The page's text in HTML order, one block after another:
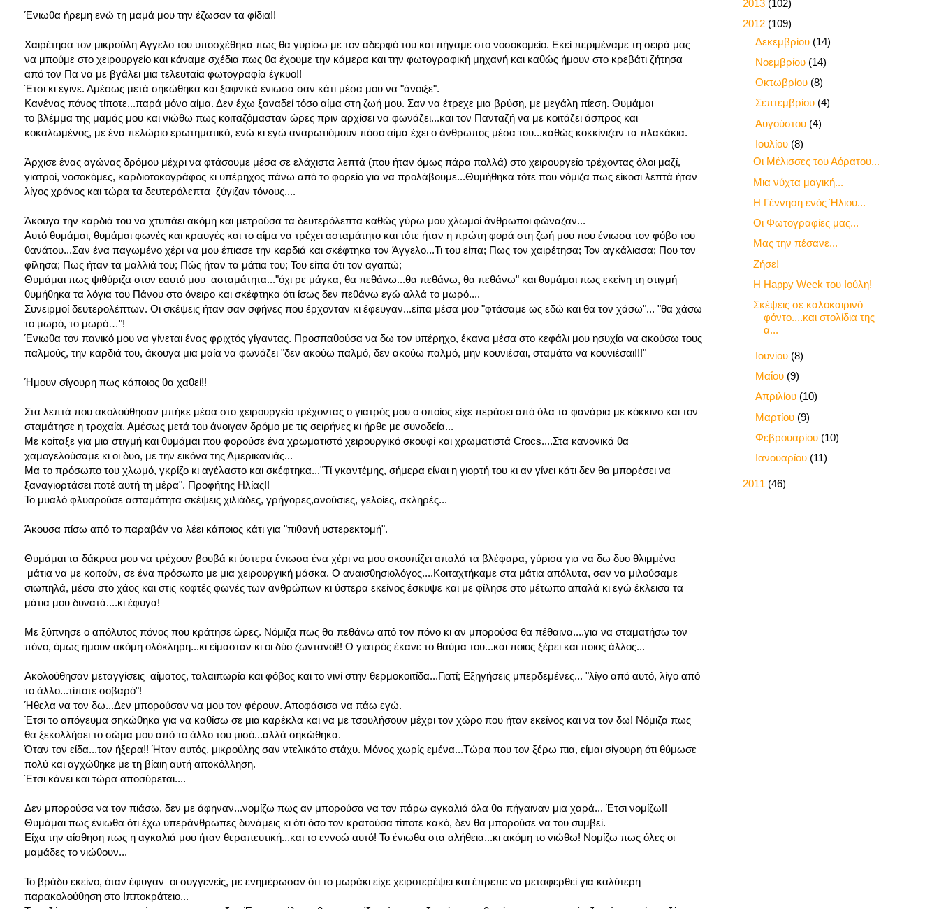
Ένιωθα ήρεμη ενώ τη μαμά μου την έζωσαν τα φίδια!!
Χαιρέτησα τον μικρούλη Άγγελο του υποσχέθηκα πως θα γυρίσω με τον αδερφό του και πήγαμε στο νοσοκομείο. Εκεί περιμέναμε τη σειρά μας
να μπούμε στο χειρουργείο και κάναμε σχέδια πως θα έχουμε την κάμερα και την φωτογραφική μηχανή και καθώς ήμουν στο κρεβάτι ζήτησα
από τον Πα να με βγάλει μια τελευταία φωτογραφία έγκυο!!
Έτσι κι έγινε. Αμέσως μετά σηκώθηκα και ξαφνικά ένιωσα σαν κάτι μέσα μου να "άνοιξε".
Κανένας πόνος τίποτε...παρά μόνο αίμα. Δεν έχω ξαναδεί τόσο αίμα στη ζωή μου. Σαν να έτρεχε μια βρύση, με μεγάλη πίεση. Θυμάμαι
το βλέμμα της μαμάς μου και νιώθω πως κοιταζόμασταν ώρες πριν αρχίσει να φωνάζει...και τον Πανταζή να με κοιτάζει άσπρος και
κοκαλωμένος, με ένα πελώριο ερωτηματικό, ενώ κι εγώ αναρωτιόμουν πόσο αίμα έχει ο άνθρωπος μέσα του...καθώς κοκκίνιζαν τα πλακάκια.
Άρχισε ένας αγώνας δρόμου μέχρι να φτάσουμε μέσα σε ελάχιστα λεπτά (που ήταν όμως πάρα πολλά) στο χειρουργείο τρέχοντας όλοι μαζί,
γιατροί, νοσοκόμες, καρδιοτοκογράφος κι υπέρηχος πάνω από το φορείο για να προλάβουμε...Θυμήθηκα τότε που νόμιζα πως είκοσι λεπτά ήταν
λίγος χρόνος και τώρα τα δευτερόλεπτα ζύγιζαν τόνους....
Άκουγα την καρδιά του να χτυπάει ακόμη και μετρούσα τα δευτερόλεπτα καθώς γύρω μου χλωμοί άνθρωποι φώναζαν...
Αυτό θυμάμαι, θυμάμαι φωνές και κραυγές και το αίμα να τρέχει ασταμάτητο και τότε ήταν η πρώτη φορά στη ζωή μου που ένιωσα τον φόβο του
θανάτου...Σαν ένα παγωμένο χέρι να μου έπιασε την καρδιά και σκέφτηκα τον Άγγελο...Τι του είπα; Πως τον χαιρέτησα; Τον αγκάλιασα; Που τον
φίλησα; Πως ήταν τα μαλλιά του; Πώς ήταν τα μάτια του; Του είπα ότι τον αγαπώ;
Θυμάμαι πως ψιθύριζα στον εαυτό μου ασταμάτητα..."όχι ρε μάγκα, θα πεθάνω...θα πεθάνω, θα πεθάνω" και θυμάμαι πως εκείνη τη στιγμή
θυμήθηκα τα λόγια του Πάνου στο όνειρο και σκέφτηκα ότι ίσως δεν πεθάνω εγώ αλλά το μωρό....
Συνειρμοί δευτερολέπτων. Οι σκέψεις ήταν σαν σφήνες που έρχονταν κι έφευγαν...είπα μέσα μου "φτάσαμε ως εδώ και θα τον χάσω"... "θα χάσω
το μωρό, το μωρό…"!
Ένιωθα τον πανικό μου να γίνεται ένας φριχτός γίγαντας. Προσπαθούσα να δω τον υπέρηχο, έκανα μέσα στο κεφάλι μου ησυχία να ακούσω τους
παλμούς, την καρδιά του, άκουγα μια μαία να φωνάζει "δεν ακούω παλμό, δεν ακούω παλμό, μην κουνιέσαι, σταμάτα να κουνιέσαι!!!"
Ήμουν σίγουρη πως κάποιος θα χαθεί!!
Στα λεπτά που ακολούθησαν μπήκε μέσα στο χειρουργείο τρέχοντας ο γιατρός μου ο οποίος είχε περάσει από όλα τα φανάρια με κόκκινο και τον
σταμάτησε η τροχαία. Αμέσως μετά του άνοιγαν δρόμο με τις σειρήνες κι ήρθε με συνοδεία...
Με κοίταξε για μια στιγμή και θυμάμαι που φορούσε ένα χρωματιστό χειρουργικό σκουφί και χρωματιστά Crocs....Στα κανονικά θα
χαμογελούσαμε κι οι δυο, με την εικόνα της Αμερικανιάς...
Μα το πρόσωπο του χλωμό, γκρίζο κι αγέλαστο και σκέφτηκα..."Τί γκαντέμης, σήμερα είναι η γιορτή του κι αν γίνει κάτι δεν θα μπορέσει να
ξαναγιορτάσει ποτέ αυτή τη μέρα". Προφήτης Ηλίας!!
Το μυαλό φλυαρούσε ασταμάτητα σκέψεις χιλιάδες, γρήγορες,ανούσιες, γελοίες, σκληρές...
Άκουσα πίσω από το παραβάν να λέει κάποιος κάτι για "πιθανή υστερεκτομή".
Θυμάμαι τα δάκρυα μου να τρέχουν βουβά κι ύστερα ένιωσα ένα χέρι να μου σκουπίζει απαλά τα βλέφαρα, γύρισα για να δω δυο θλιμμένα
μάτια να με κοιτούν, σε ένα πρόσωπο με μια χειρουργική μάσκα. Ο αναισθησιολόγος....Κοιταχτήκαμε στα μάτια απόλυτα, σαν να μιλούσαμε
σιωπηλά, μέσα στο χάος και στις κοφτές φωνές των ανθρώπων κι ύστερα εκείνος έσκυψε και με φίλησε στο μέτωπο απαλά κι εγώ έκλεισα τα
μάτια μου δυνατά....κι έφυγα!
Με ξύπνησε ο απόλυτος πόνος που κράτησε ώρες. Νόμιζα πως θα πεθάνω από τον πόνο κι αν μπορούσα θα πέθαινα....για να σταματήσω τον
πόνο, όμως ήμουν ακόμη ολόκληρη...κι είμασταν κι οι δύο ζωντανοί!! Ο γιατρός έκανε το θαύμα του...και ποιος ξέρει και ποιος άλλος...
Ακολούθησαν μεταγγίσεις αίματος, ταλαιπωρία και φόβος και το νινί στην θερμοκοιτίδα...Γιατί; Εξηγήσεις μπερδεμένες... "λίγο από αυτό, λίγο από
το άλλο...τίποτε σοβαρό"!
Ήθελα να τον δω...Δεν μπορούσαν να μου τον φέρουν. Αποφάσισα να πάω εγώ.
Έτσι το απόγευμα σηκώθηκα για να καθίσω σε μια καρέκλα και να με τσουλήσουν μέχρι τον χώρο που ήταν εκείνος και να τον δω! Νόμιζα πως
θα ξεκολλήσει το σώμα μου από το άλλο του μισό...αλλά σηκώθηκα.
Όταν τον είδα...τον ήξερα!! Ήταν αυτός, μικρούλης σαν ντελικάτο στάχυ. Μόνος χωρίς εμένα...Τώρα που τον ξέρω πια, είμαι σίγουρη ότι θύμωσε
πολύ και αγχώθηκε με τη βίαιη αυτή αποκόλληση.
Έτσι κάνει και τώρα αποσύρεται....
Δεν μπορούσα να τον πιάσω, δεν με άφηναν...νομίζω πως αν μπορούσα να τον πάρω αγκαλιά όλα θα πήγαιναν μια χαρά... Έτσι νομίζω!!
Θυμάμαι πως ένιωθα ότι έχω υπεράνθρωπες δυνάμεις κι ότι όσο τον κρατούσα τίποτε κακό, δεν θα μπορούσε να του συμβεί.
Είχα την αίσθηση πως η αγκαλιά μου ήταν θεραπευτική...και το εννοώ αυτό! Το ένιωθα στα αλήθεια...κι ακόμη το νιώθω! Νομίζω πως όλες οι
μαμάδες το νιώθουν...
Το βράδυ εκείνο, όταν έφυγαν οι συγγενείς, με ενημέρωσαν ότι το μωράκι είχε χειροτερέψει και έπρεπε να μεταφερθεί για καλύτερη
παρακολούθηση στο Ιπποκράτειο...
2013 (102)
2012 (109)
Δεκεμβρίου (14)
Νοεμβρίου (14)
Οκτωβρίου (8)
Σεπτεμβρίου (4)
Αυγούστου (4)
Ιουλίου (8)
Οι Μέλισσες του Αόρατου...
Μια νύχτα μαγική...
Η Γέννηση ενός Ήλιου...
Οι Φωτογραφίες μας...
Μας την πέσανε...
Ζήσε!
Η Happy Week του Ιούλη!
Σκέψεις σε καλοκαιρινό
φόντο....και στολίδια της
α...
Ιουνίου (8)
Μαΐου (9)
Απριλίου (10)
Μαρτίου (9)
Φεβρουαρίου (10)
Ιανουαρίου (11)
2011 (46)